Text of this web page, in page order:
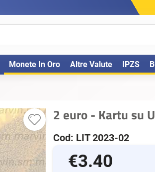
Monete In Oro Altre Valute IPZS
2 euro - Kartu su
Cod: LIT 2023-02
€3.40